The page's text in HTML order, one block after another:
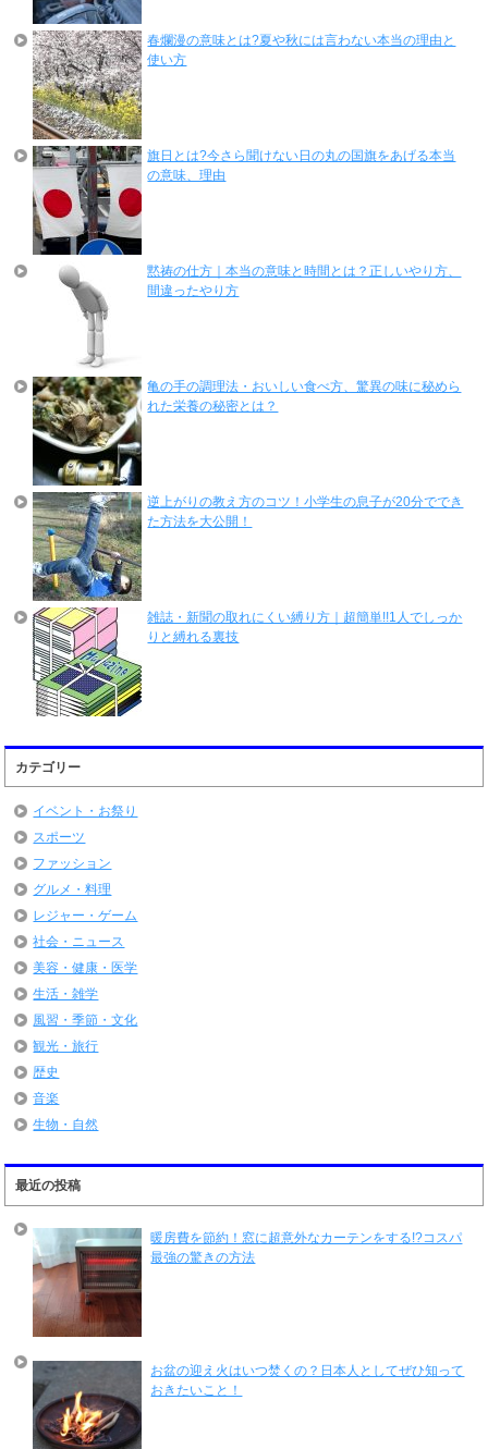
春爛漫の意味とは?夏や秋には言わない本当の理由と
使い方
旗日とは?今さら聞けない日の丸の国旗をあげる本当
の意味、理由
黙祷の仕方｜本当の意味と時間とは？正しいやり方、
間違ったやり方
亀の手の調理法・おいしい食べ方、驚異の味に秘めら
れた栄養の秘密とは？
逆上がりの教え方のコツ！小学生の息子が20分ででき
た方法を大公開！
雑誌・新聞の取れにくい縛り方｜超簡単!!1人でしっか
りと縛れる裏技
カテゴリー
イベント・お祭り
スポーツ
ファッション
グルメ・料理
レジャー・ゲーム
社会・ニュース
美容・健康・医学
生活・雑学
風習・季節・文化
観光・旅行
歴史
音楽
生物・自然
最近の投稿
暖房費を節約！窓に超意外なカーテンをする!?コスパ
最強の驚きの方法
お盆の迎え火はいつ焚くの？日本人としてぜひ知って
おきたいこと！